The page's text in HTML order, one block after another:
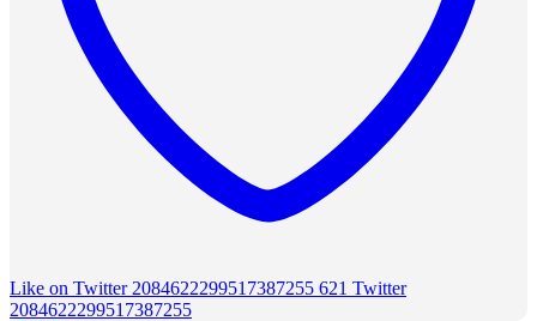
Like on Twitter 2084622299517387255 621 Twitter
2084622299517387255